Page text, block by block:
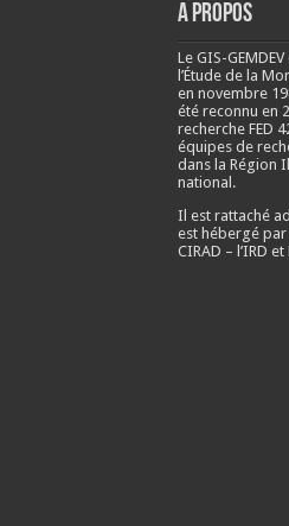
A propos
Le GIS-
l’Étude de la
en novembre
été reconnu en
recherche FED
équipes de
dans la Région
national.
Il est rattaché
est hébergé par
CIRAD – l’IRD